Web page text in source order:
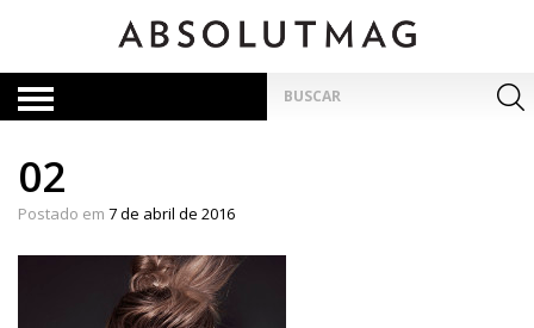
por:
02
Postado em 7 de abril de 2016